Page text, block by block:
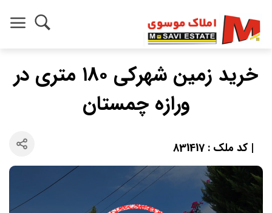
خرید زمین شهرکی ۱۸۰ متری در
ورازه چمستان
| کد ملک : 831417